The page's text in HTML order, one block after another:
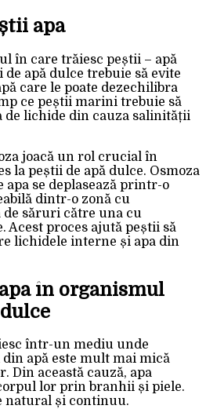
apa
în care trăiesc peștii – apă
de apă dulce trebuie să evite
care le poate dezechilibra
ce peștii marini trebuie să
de lichide din cauza salinității
joacă un rol crucial în
la peștii de apă dulce. Osmoza
apa se deplasează printr-o
dintr-o zonă cu
săruri către una cu
Acest proces ajută peștii să
lichidele interne și apa din
în organismul
într-un mediu unde
apă este mult mai mică
Din această cauză, apa
lor prin branhii și piele.
natural și continuu.